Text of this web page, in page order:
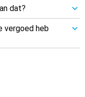
dat?
vergoed heb